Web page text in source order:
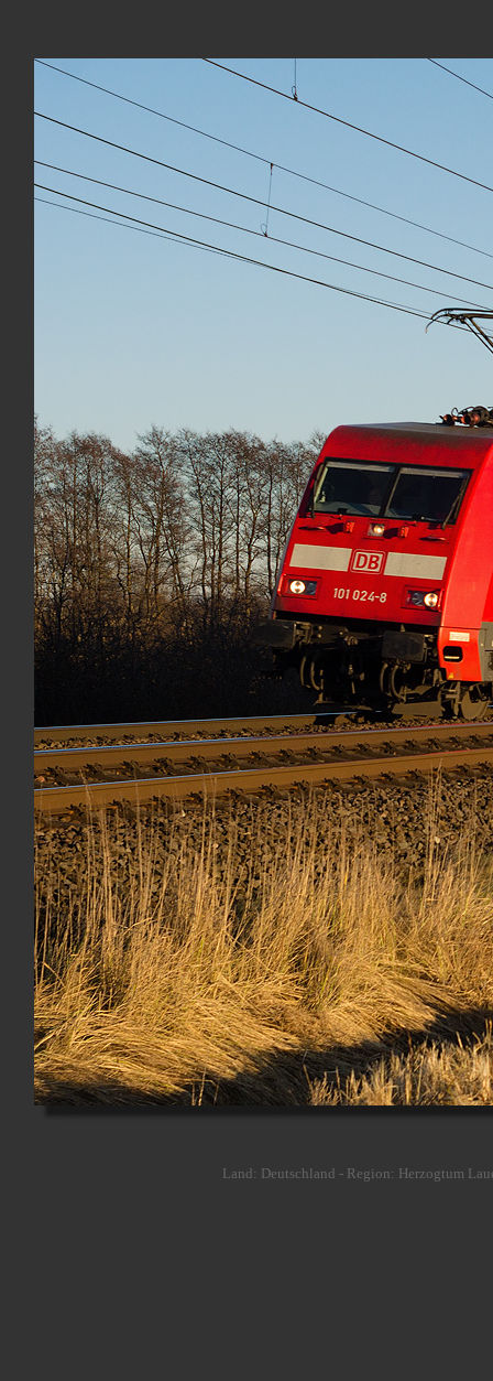
Land: Deutschland - Region: Herzogtum